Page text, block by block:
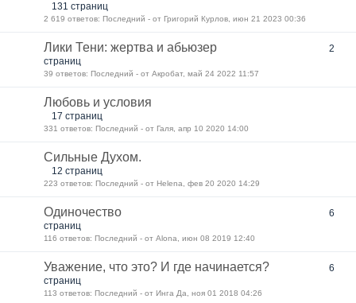
131 страниц
2 619 ответов: Последний - от Григорий Курлов, июн 21 2023 00:36
Лики Тени: жертва и абьюзер
2
страниц
39 ответов: Последний - от Акробат, май 24 2022 11:57
Любовь и условия
17 страниц
331 ответов: Последний - от Галя, апр 10 2020 14:00
Сильные Духом.
12 страниц
223 ответов: Последний - от Helena, фев 20 2020 14:29
Одиночество
6
страниц
116 ответов: Последний - от Alona, июн 08 2019 12:40
Уважение, что это? И где начинается?
6
страниц
113 ответов: Последний - от Инга Да, ноя 01 2018 04:26